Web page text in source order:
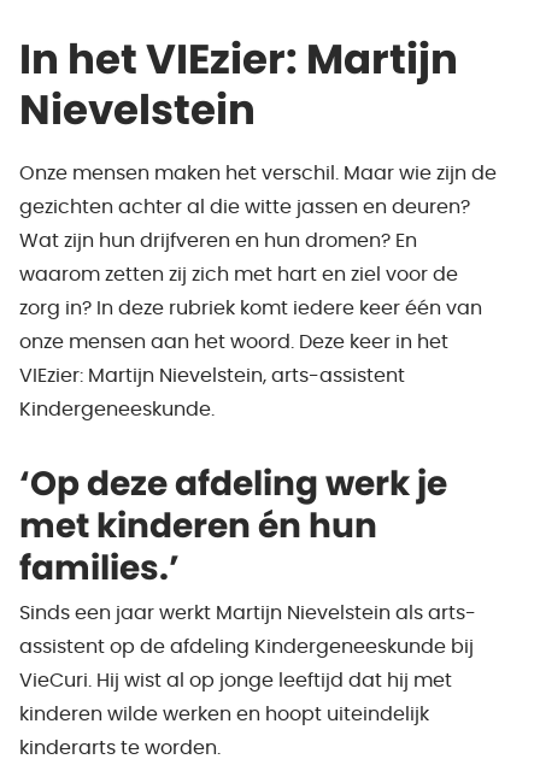
In het VIEzier: Martijn
Nievelstein
Onze mensen maken het verschil. Maar wie zijn de
gezichten achter al die witte jassen en deuren?
Wat zijn hun drijfveren en hun dromen? En
waarom zetten zij zich met hart en ziel voor de
zorg in? In deze rubriek komt iedere keer één van
onze mensen aan het woord. Deze keer in het
VIEzier: Martijn Nievelstein, arts-assistent
Kindergeneeskunde.
‘Op deze afdeling werk je
met kinderen én hun
families.’
Sinds een jaar werkt Martijn Nievelstein als arts-
assistent op de afdeling Kindergeneeskunde bij
VieCuri. Hij wist al op jonge leeftijd dat hij met
kinderen wilde werken en hoopt uiteindelijk
kinderarts te worden.